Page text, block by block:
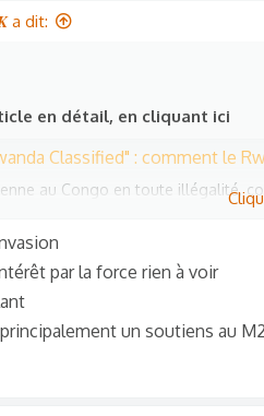
a dit:
en détail, en cliquant ici
Classified" : comment le Rwanda s'est
au Congo en toute illégalité,
des opérations de maintien de la
le Congo, mais ne veut pas
par la force rien à voir
un soutiens au